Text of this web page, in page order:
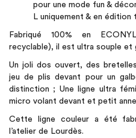
pour une mode fun &
L uniquement & en édition
Fabriqué 100% en
recyclable), il est ultra souple et
Un joli dos ouvert, des
jeu de plis devant pour un
distinction ; Une ligne ultra
micro volant devant et petit
Cette ligne couleur a été
l’atelier de Lourdès.